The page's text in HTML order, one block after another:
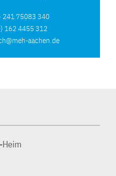
241 75083 340
162 4455 312
aachen.de